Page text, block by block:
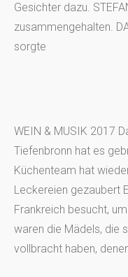
Gesichter dazu.
zusammengehalten.
sorgte
WEIN & MUSIK 2017
Tiefenbronn hat es
Küchenteam hat
Leckereien gezaubert
Frankreich besucht,
waren die Mädels, die
vollbracht haben,